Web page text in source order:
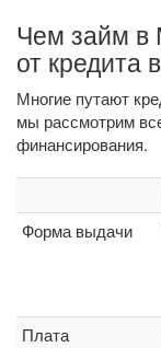
Чем займ в
от кредита
Многие путают
мы рассмотрим
финансирования.
Форма выдачи
Плата